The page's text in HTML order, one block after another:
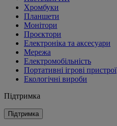
Хромбуки
Планшети
Монітори
Проєктори
Електроніка та аксесуари
Мережа
Електромобільність
Портативні ігрові пристрої
Екологічні вироби
Підтримка
Підтримка